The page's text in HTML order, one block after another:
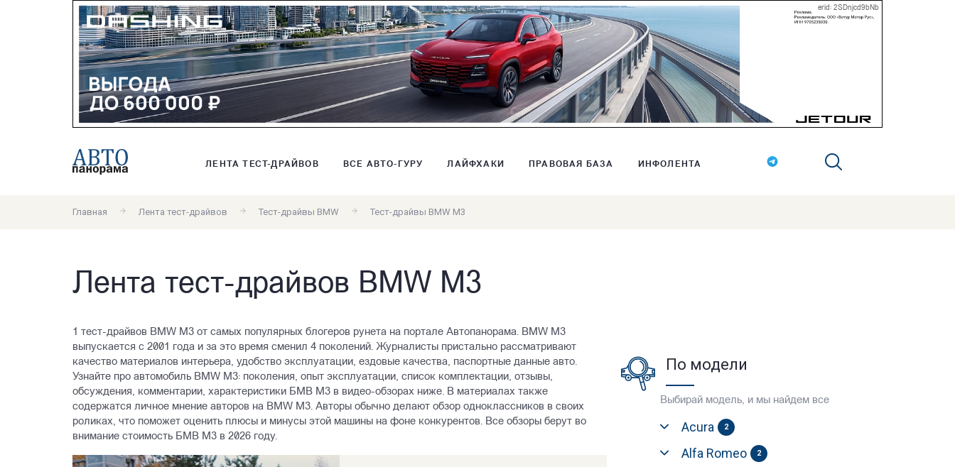
erid: 2SDnjcd9bNb
ЛЕНТА ТЕСТ-ДРАЙВОВ ВСЕ АВТО-ГУРУ ЛАЙФХАКИ ПРАВОВАЯ БАЗА ИНФОЛЕНТА
Главная Лента тест-драйвов Тест-драйвы BMW Тест-драйвы BMW M3
Лента тест-драйвов BMW M3
1 тест-драйвов BMW M3 от самых популярных блогеров рунета на портале Автопанорама. BMW M3
выпускается с 2001 года и за это время сменил 4 поколений. Журналисты пристально рассматривают
качество материалов интерьера, удобство эксплуатации, ездовые качества, паспортные данные авто.
Узнайте про автомобиль BMW M3: поколения, опыт эксплуатации, список комплектации, отзывы,
обсуждения, комментарии, характеристики БМВ М3 в видео-обзорах ниже. В материалах также
содержатся личное мнение авторов на BMW M3. Авторы обычно делают обзор одноклассников в своих
роликах, что поможет оценить плюсы и минусы этой машины на фоне конкурентов. Все обзоры берут во
внимание стоимость БМВ М3 в 2026 году.
По модели
Выбирай модель, и мы найдем все
Acura 2
Alfa Romeo 2